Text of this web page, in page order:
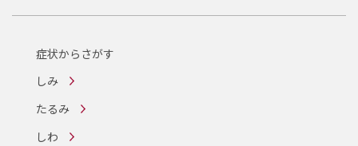
症状からさがす
しみ
たるみ
しわ